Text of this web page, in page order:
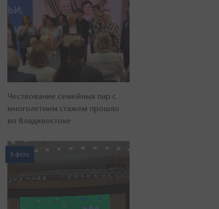
Чествование семейных пар с
многолетним стажем прошло
во Владивостоке
8 фото